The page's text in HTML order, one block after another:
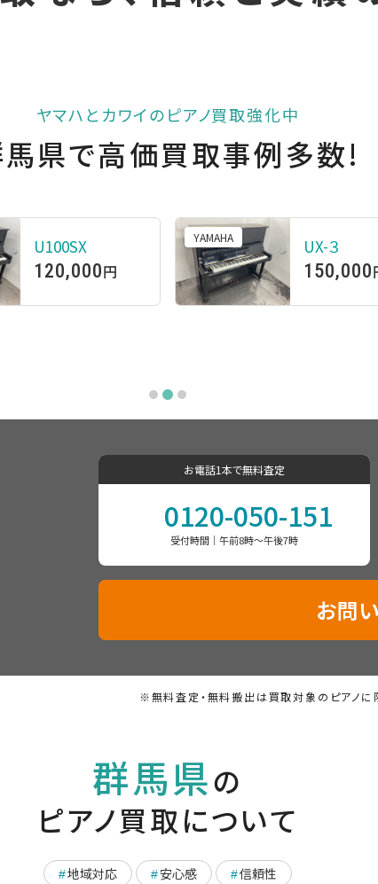
ヤマハとカワイのピアノ買取強化中
県で高価買取事例多数!
U100SX
120,000円
YAMAHA
UX-３
150,000
お電話1本で無料査定
0120-050-151
受付時間｜午前8時〜午後7時
お問
※無料査定・無料搬出は買取対象のピアノに
群馬県の
ピアノ買取について
#地域対応 #安心感 #信頼性